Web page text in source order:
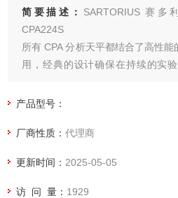
简要描述： SARTORIUS 赛
CPA224S
所有 CPA 分析天平都结合了高性
用，经典的设计确保在持续的实
的功能。
产品型号：
厂商性质：代理商
更新时间： 2025-05-05
访 问 量： 1929